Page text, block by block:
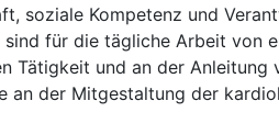
soziale Kompetenz und
für die tägliche Arbeit von
Tätigkeit und an der
an der Mitgestaltung der